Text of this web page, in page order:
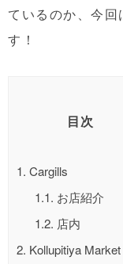
ているのか、今
す！
目次
1. Cargills
1.1. お店紹介
1.2. 店内
2. Kollupitiya Market